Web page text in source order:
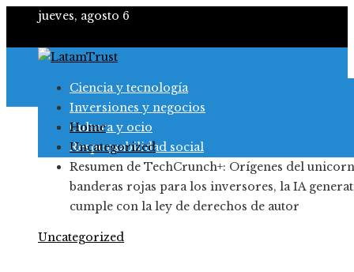
jueves, agosto 6
Ciencia y tecnología
Inversiones y negocios
Cultura y ocio
Responsabilidad social
Home
Uncategorized
Resumen de TechCrunch+: Orígenes del
banderas rojas para los inversores, la IA
cumple con la ley de derechos de autor
Uncategorized